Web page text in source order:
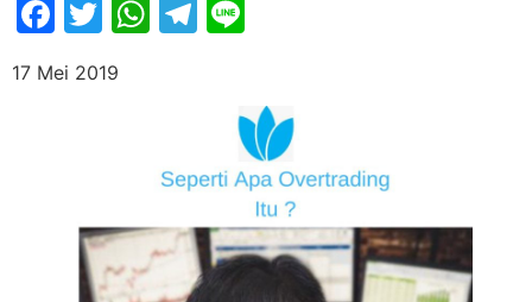
Facebook
Twitter
WhatsApp
Telegram
17 Mei 2019